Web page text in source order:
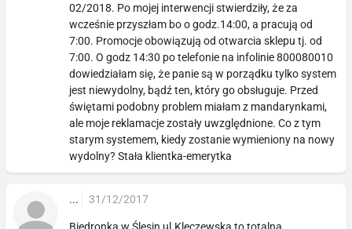
02/2018. Po mojej interwencji stwierdziły, że za
wcześnie przyszłam bo o godz.14:00, a pracują od
7:00. Promocje obowiązują od otwarcia sklepu tj. od
7:00. O godz 14:30 po telefonie na infolinie 800080010
dowiedziałam się, że panie są w porządku tylko system
jest niewydolny, bądź ten, który go obsługuje. Przed
świętami podobny problem miałam z mandarynkami,
ale moje reklamacje zostały uwzględnione. Co z tym
starym systemem, kiedy zostanie wymieniony na nowy
wydolny? Stała klientka-emerytka
... 31/12/2017
Biedronka w Ślesin ul.Kleczewska to totalna